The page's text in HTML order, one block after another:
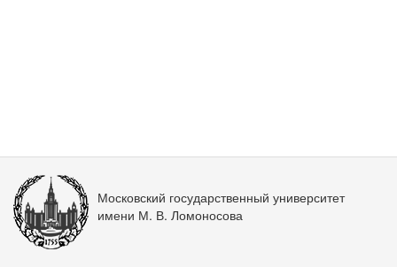
Московский государственный университет
имени М. В. Ломоносова